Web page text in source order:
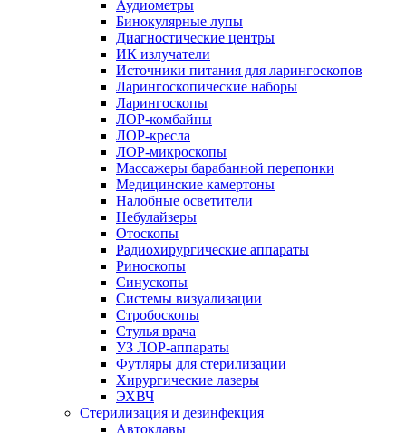
Аудиометры
Бинокулярные лупы
Диагностические центры
ИК излучатели
Источники питания для ларингоскопов
Ларингоскопические наборы
Ларингоскопы
ЛОР-комбайны
ЛОР-кресла
ЛОР-микроскопы
Массажеры барабанной перепонки
Медицинские камертоны
Налобные осветители
Небулайзеры
Отоскопы
Радиохирургические аппараты
Риноскопы
Синускопы
Системы визуализации
Стробоскопы
Стулья врача
УЗ ЛОР-аппараты
Футляры для стерилизации
Хирургические лазеры
ЭХВЧ
Стерилизация и дезинфекция
Автоклавы